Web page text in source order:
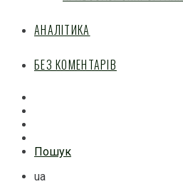
АНАЛІТИКА
БЕЗ КОМЕНТАРІВ
Пошук
ua